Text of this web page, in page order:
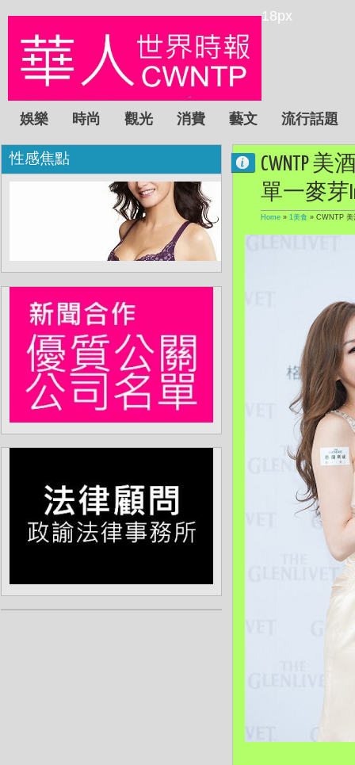
18px
娛樂 時尚 觀光 消費 藝文 流行話題
CWNTP
單一麥芽
Home » 1美食 » CWNTP 美
性感焦點